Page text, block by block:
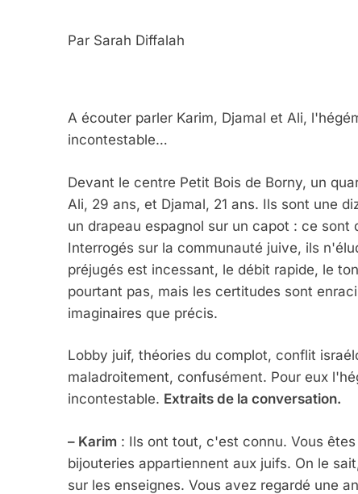
Par Sarah Diffalah
A écouter parler Karim, Djamal et Ali,
incontestable…
Devant le centre Petit Bois de Borny, un
Ali, 29 ans, et Djamal, 21 ans. Ils sont une
un drapeau espagnol sur un capot : ce
Interrogés sur la communauté juive, ils
préjugés est incessant, le débit rapide, le
pourtant pas, mais les certitudes sont
imaginaires que précis.
Lobby juif, théories du complot, conflit
maladroitement, confusément. Pour eux
incontestable. Extraits de la conversation.
– Karim : Ils ont tout, c'est connu. Vous
bijouteries appartiennent aux juifs. On le
sur les enseignes. Vous avez regardé une